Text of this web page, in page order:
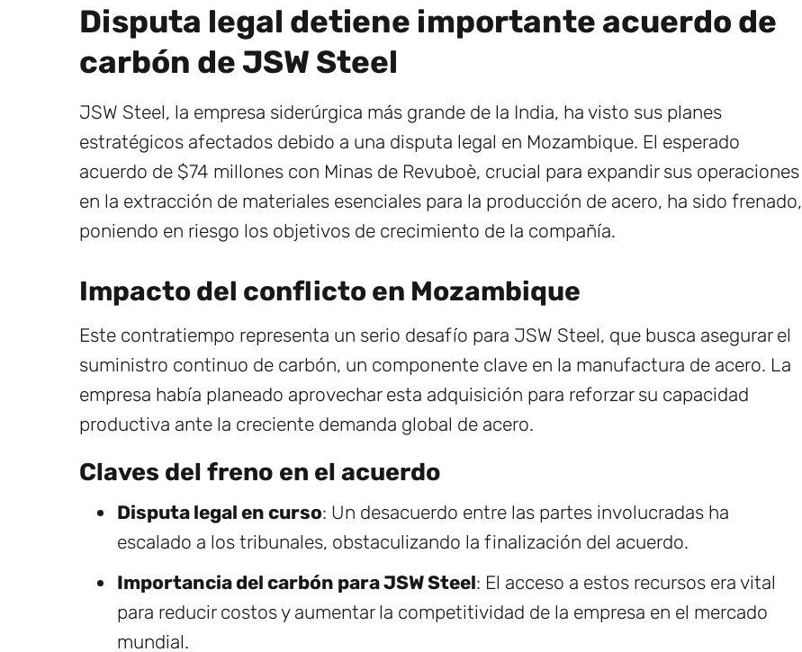
Disputa legal detiene importante acuerdo de
carbón de JSW Steel
JSW Steel, la empresa siderúrgica más grande de la India, ha visto sus planes
estratégicos afectados debido a una disputa legal en Mozambique. El esperado
acuerdo de $74 millones con Minas de Revuboè, crucial para expandir sus operaciones
en la extracción de materiales esenciales para la producción de acero, ha sido frenado,
poniendo en riesgo los objetivos de crecimiento de la compañía.
Impacto del conflicto en Mozambique
Este contratiempo representa un serio desafío para JSW Steel, que busca asegurar el
suministro continuo de carbón, un componente clave en la manufactura de acero. La
empresa había planeado aprovechar esta adquisición para reforzar su capacidad
productiva ante la creciente demanda global de acero.
Claves del freno en el acuerdo
Disputa legal en curso: Un desacuerdo entre las partes involucradas ha
escalado a los tribunales, obstaculizando la finalización del acuerdo.
Importancia del carbón para JSW Steel: El acceso a estos recursos era vital
para reducir costos y aumentar la competitividad de la empresa en el mercado
mundial.